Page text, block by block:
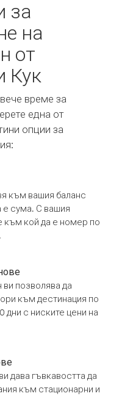
за
на
от
Кук
време за
една от
опции за
към вашия баланс
е сума. С вашия
към кой да е номер по
позволява да
към дестинация по
с ниските цени на
дава гъвкавостта да
към стационарни и